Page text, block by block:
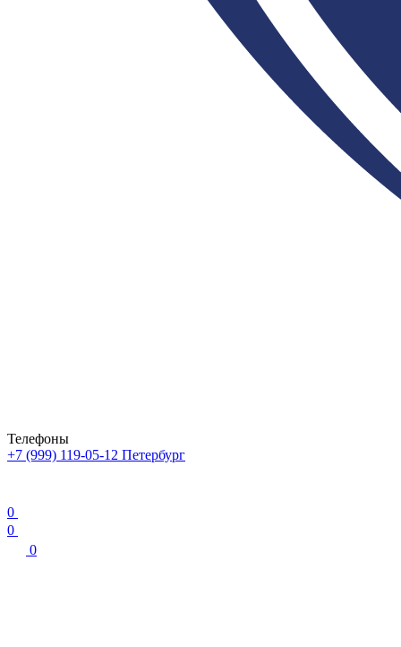
Телефоны
+7 (999) 119-05-12 Петербург
0
0
0